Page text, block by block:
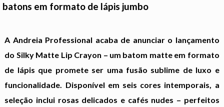
batons em formato de lápis jumbo
A Andreia Professional acaba de anunciar o lançamento
do Silky Matte Lip Crayon – um batom matte em formato
de lápis que promete ser uma fusão sublime de luxo e
funcionalidade. Disponível em seis cores intemporais, a
seleção inclui rosas delicados e cafés nudes – perfeitos